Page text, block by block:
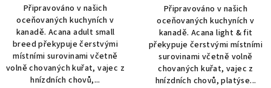
Připravováno v našich
oceňovaných kuchyních v
kanadě. Acana adult small
breed překypuje čerstvými
místními surovinami včetně
volně chovaných kuřat, vajec z
hnízdních chovů,...
Připravováno v našich
oceňovaných kuchyních v
kanadě. Acana light & fit
překypuje čerstvými místními
surovinami včetně volně
chovaných kuřat, vajec z
hnízdních chovů, platýse...